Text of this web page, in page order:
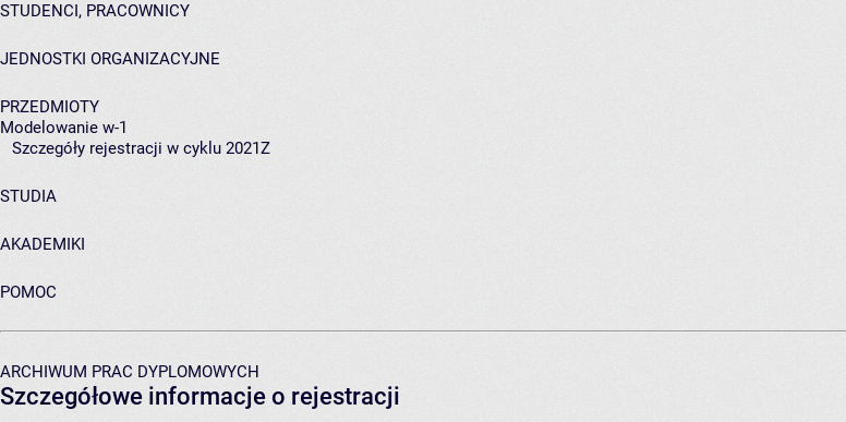
STUDENCI, PRACOWNICY
JEDNOSTKI ORGANIZACYJNE
PRZEDMIOTY
Modelowanie w-1
Szczegóły rejestracji w cyklu 2021Z
STUDIA
AKADEMIKI
POMOC
ARCHIWUM PRAC DYPLOMOWYCH
Szczegółowe informacje o rejestracji